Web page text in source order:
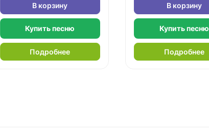
В корзину
Купить песню
Подробнее
В корзину
Купить песню
Подробнее